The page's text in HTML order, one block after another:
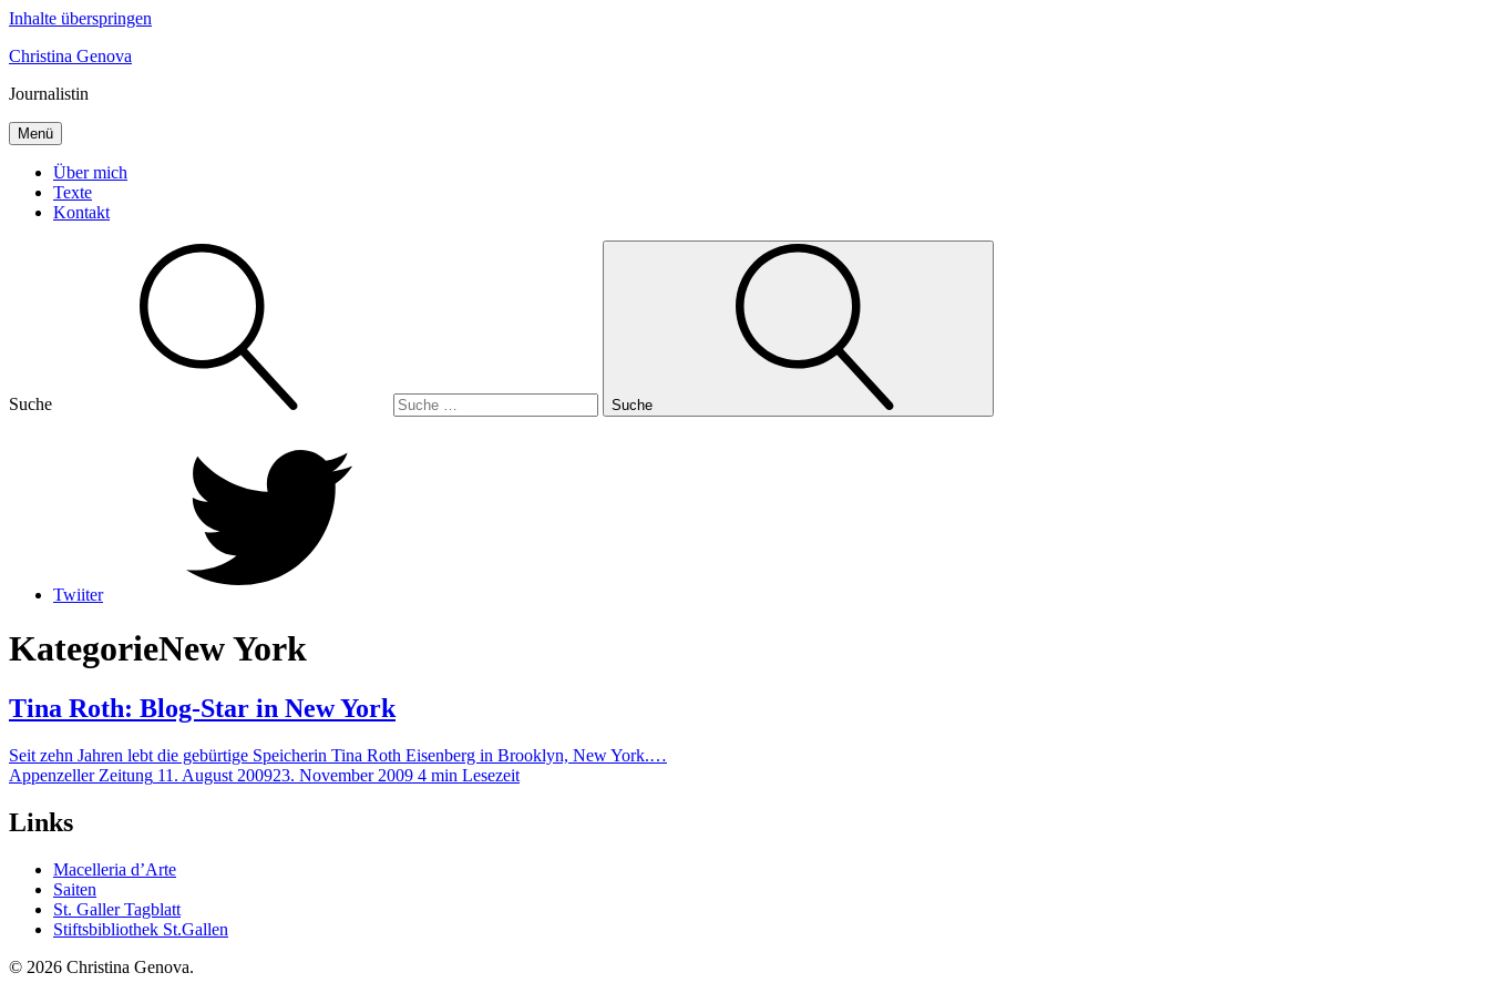
Inhalte überspringen
Christina Genova
Journalistin
Menü
Über mich
Texte
Kontakt
Suche Suche
Twiiter
KategorieNew York
Tina Roth: Blog-Star in New York
Seit zehn Jahren lebt die gebürtige Speicherin Tina Roth Eisenberg in Brooklyn, New York.…
Appenzeller Zeitung 11. August 200923. November 2009 4 min Lesezeit
Links
Macelleria d’Arte
Saiten
St. Galler Tagblatt
Stiftsbibliothek St.Gallen
© 2026 Christina Genova.